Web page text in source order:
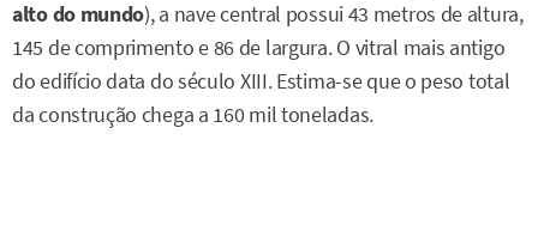
alto do mundo), a nave central possui 43 metros de altura,
145 de comprimento e 86 de largura. O vitral mais antigo
do edifício data do século XIII. Estima-se que o peso total
da construção chega a 160 mil toneladas.